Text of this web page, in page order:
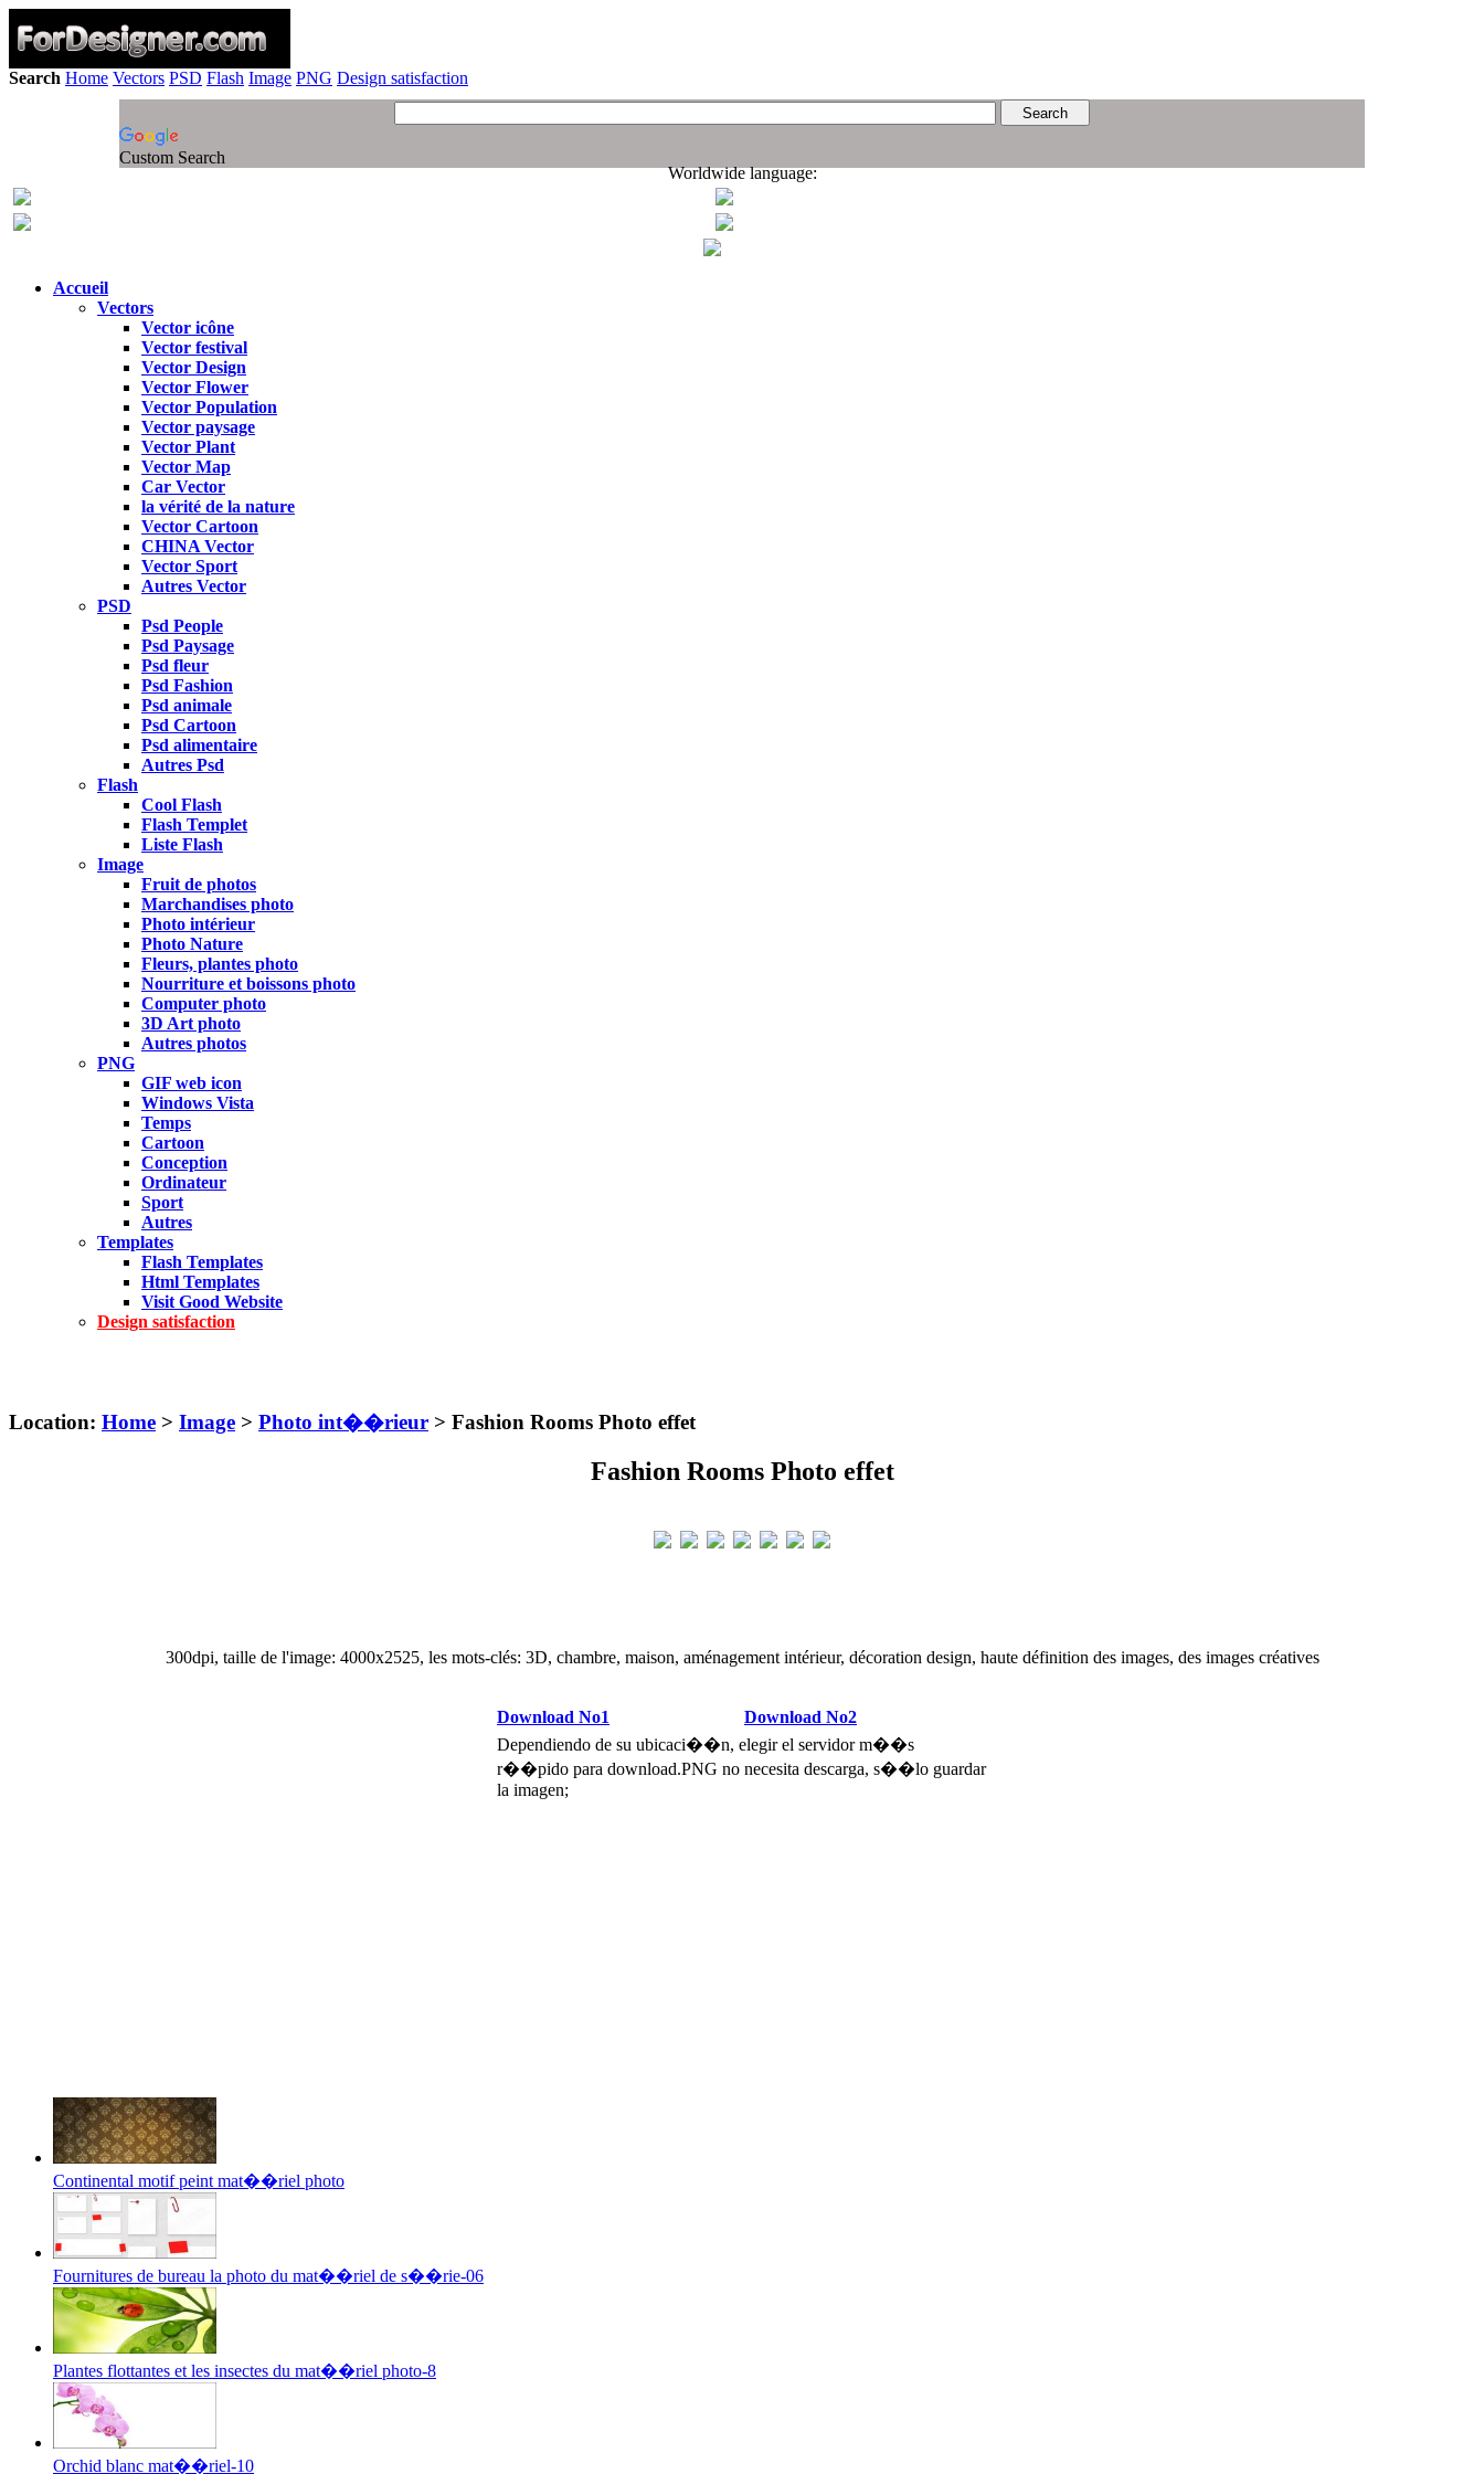
Search Home Vectors PSD Flash Image PNG Design satisfaction
Custom Search
Worldwide language:
Accueil
Vectors
Vector icône
Vector festival
Vector Design
Vector Flower
Vector Population
Vector paysage
Vector Plant
Vector Map
Car Vector
la vérité de la nature
Vector Cartoon
CHINA Vector
Vector Sport
Autres Vector
PSD
Psd People
Psd Paysage
Psd fleur
Psd Fashion
Psd animale
Psd Cartoon
Psd alimentaire
Autres Psd
Flash
Cool Flash
Flash Templet
Liste Flash
Image
Fruit de photos
Marchandises photo
Photo intérieur
Photo Nature
Fleurs, plantes photo
Nourriture et boissons photo
Computer photo
3D Art photo
Autres photos
PNG
GIF web icon
Windows Vista
Temps
Cartoon
Conception
Ordinateur
Sport
Autres
Templates
Flash Templates
Html Templates
Visit Good Website
Design satisfaction
Location: Home > Image > Photo int��rieur > Fashion Rooms Photo effet
Fashion Rooms Photo effet
300dpi, taille de l'image: 4000x2525, les mots-clés: 3D, chambre, maison, aménagement intérieur, décoration design, haute définition des images, des images créatives
Download No1
Download No2
Dependiendo de su ubicaci��n, elegir el servidor m��s
r��pido para download.PNG no necesita descarga, s��lo guardar
la imagen;
Continental motif peint mat��riel photo
Fournitures de bureau la photo du mat��riel de s��rie-06
Plantes flottantes et les insectes du mat��riel photo-8
Orchid blanc mat��riel-10